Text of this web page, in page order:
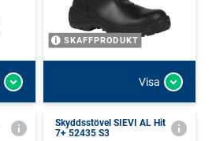
SKAFFPRODUKT
Visa
Skyddsstövel SIEVI AL Hit
7+ 52435 S3